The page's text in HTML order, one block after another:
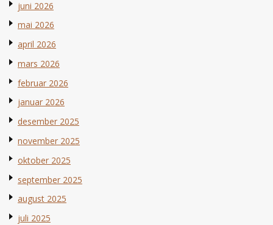
juni 2026
mai 2026
april 2026
mars 2026
februar 2026
januar 2026
desember 2025
november 2025
oktober 2025
september 2025
august 2025
juli 2025